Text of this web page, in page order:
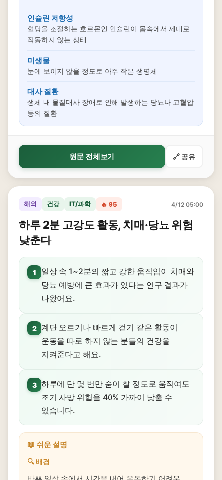
인슐린 저항성
혈당을 조절하는 호르몬인 인슐린이 몸속에서 제대로
작동하지 않는 상태
미생물
눈에 보이지 않을 정도로 아주 작은 생명체
대사 질환
생체 내 물질대사 장애로 인해 발생하는 당뇨나 고혈압
등의 질환
원문 전체보기 🔗 공유
해외 건강 IT/과학 🔥 95 4/12 05:00
하루 2분 고강도 활동, 치매·당뇨 위험
낮춘다
1
일상 속 1~2분의 짧고 강한 움직임이 치매와
당뇨 예방에 큰 효과가 있다는 연구 결과가
나왔어요.
2 계단 오르기나 빠르게 걷기 같은 활동이
운동을 따로 하지 않는 분들의 건강을
지켜준다고 해요.
3 하루에 단 몇 번만 숨이 찰 정도로 움직여도
조기 사망 위험을 40% 가까이 낮출 수
있습니다.
📖 쉬운 설명
🔍 배경